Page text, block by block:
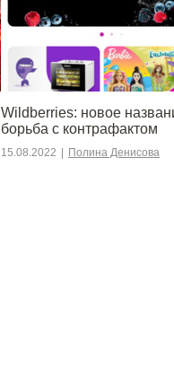
Wildberries: новое
борьба с контрафактом
15.08.2022 | Полина Денисова